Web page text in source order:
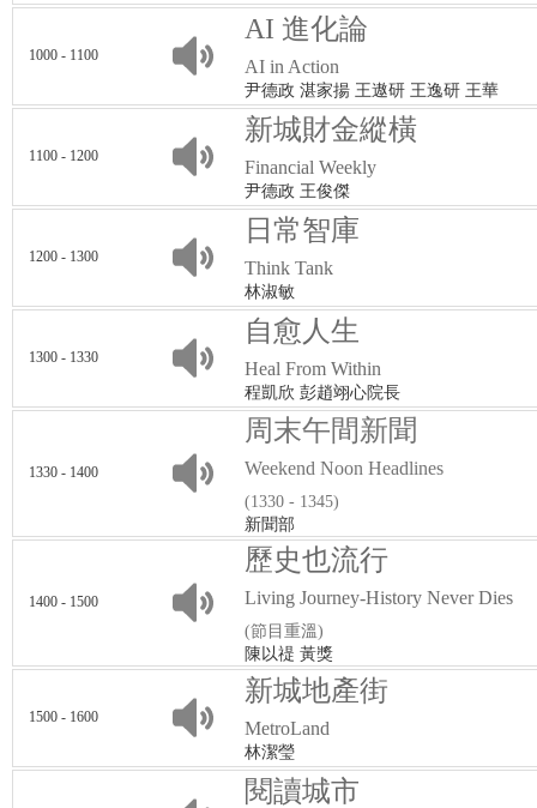
1000 - 1100
AI 進化論
AI in Action
尹德政 湛家揚 王遨研 王逸研 王華
1100 - 1200
新城財金縱橫
Financial Weekly
尹德政 王俊傑
1200 - 1300
日常智庫
Think Tank
林淑敏
1300 - 1330
自愈人生
Heal From Within
程凱欣 彭趙翊心院長
1330 - 1400
周末午間新聞
Weekend Noon Headlines
(1330 - 1345)
新聞部
1400 - 1500
歷史也流行
Living Journey-History Never Dies
(節目重溫)
陳以禔 黃獎
1500 - 1600
新城地產街
MetroLand
林潔瑩
閱讀城市